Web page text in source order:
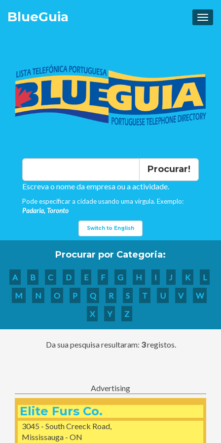
BlueGuia
Procurar!
Escreva o nome da empresa ou a actividade.
Pode especificar a cidade usando uma virgula. Exemplo:
Padaria, Toronto
Switch to English
Procurar por Categoria:
A B C D E F G H I J K
L
M
N O P Q R S T U V
W
X
Y Z
Da sua pesquisa resultaram: 3registos.
Advertising
Elite Furs Co.
3045 - South Creeck Road,
Mississauga - ON